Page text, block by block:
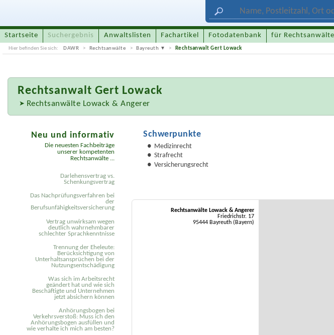
Startseite Suchergebnis Anwaltslisten Fachartikel Fotodatenbank für Rechtsanwälte
Hier befinden Sie sich: DAWR Rechtsanwälte Bayreuth Rechtsanwalt Gert Lowack
RechtsanwaltGert Lowack
Rechtsanwälte Lowack & Angerer
Schwerpunkte
Medizinrecht
Strafrecht
Versicherungsrecht
Rechtsanwälte Lowack & Angerer
Friedrichstr. 17
95444 Bayreuth (Bayern)
Neu und informativ
Die neuesten Fachbeiträge
unserer kompetenten
Rechtsanwälte ...
Darlehensvertrag vs.
Schenkungsvertrag
Das Nachprüfungsverfahren bei
der
Berufsunfähigkeitsversicherung
Vertrag unwirksam wegen
deutlich wahrnehmbarer
schlechter Sprachkenntnisse
Trennung der Eheleute:
Berücksichtigung von
Unterhaltsansprüchen bei der
Nutzungsentschädigung
Was sich im Arbeitsrecht
geändert hat und wie sich
Beschäftigte und Unternehmen
jetzt absichern können
Anhörungsbogen bei
Verkehrsverstoß: Muss ich den
Anhörungsbogen ausfüllen und
wie verhalte ich mich am besten?